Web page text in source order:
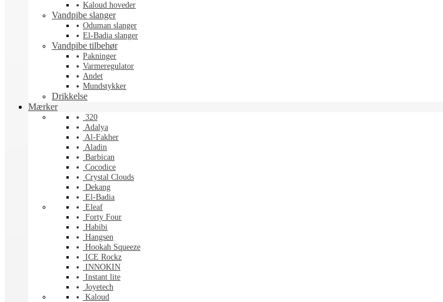
Kaloud hoveder
Vandpibe slanger
Oduman slanger
El-Badia slanger
Vandpibe tilbehør
Pakninger
Varmeregulator
Andet
Mundstykker
Drikkelse
Mærker
320
Adalya
Al-Fakher
Aladin
Barbican
Cocodice
Crystal Clouds
Dekang
El-Badia
Eleaf
Forty Four
Habibi
Hangsen
Hookah Squeeze
ICE Rockz
INNOKIN
Instant lite
Joyetech
Kaloud